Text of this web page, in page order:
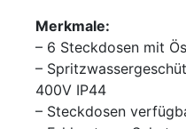
Merkmale:
– 6 Steckdosen mit
–
400V IP44
– Steckdosen